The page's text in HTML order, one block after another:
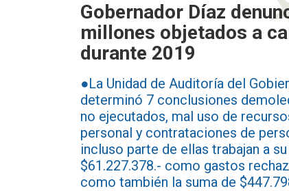
Gobernador Díaz
millones objetados a
durante 2019
●La Unidad de Auditoría del
determinó 7 conclusiones
no ejecutados, mal uso de
personal y contrataciones de
incluso parte de ellas trabajan a
$61.227.378.- como gastos
como también la suma de